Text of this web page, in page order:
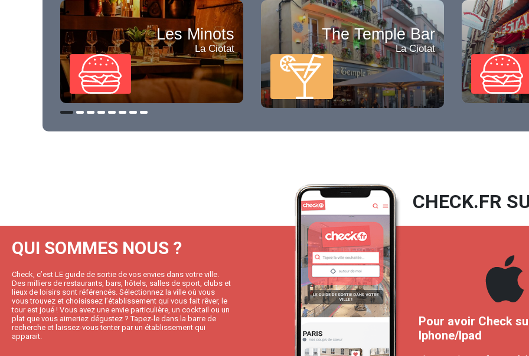
Les Minots
La Ciotat
The Temple Bar
La Ciotat
QUI SOMMES NOUS ?
Check, c’est LE guide de sortie de vos envies dans votre ville.
Des milliers de restaurants, bars, hôtels, salles de sport, clubs et
lieux de loisirs sont référencés. Sélectionnez la ville où vous
vous trouvez et choisissez l’établissement qui vous fait rêver, le
tour est joué ! Vous avez une envie particulière, un cocktail ou un
plat que vous aimeriez dégustez ? Tapez-le dans la barre de
recherche et laissez-vous tenter par un établissement qui
apparait.
CHECK.FR
Pour avoir Check
Iphone/Ipad